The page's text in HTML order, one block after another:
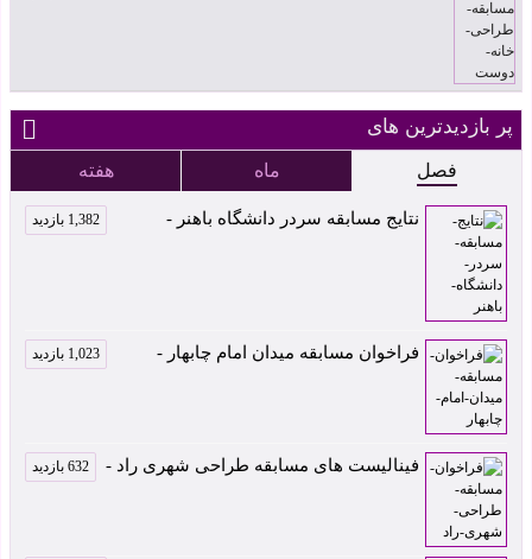
پر بازدیدترین های
فصل ماه هفته
نتایج مسابقه سردر دانشگاه باهنر - 1,382 بازدید
فراخوان مسابقه میدان امام چابهار - 1,023 بازدید
فینالیست های مسابقه طراحی شهری راد - 632 بازدید